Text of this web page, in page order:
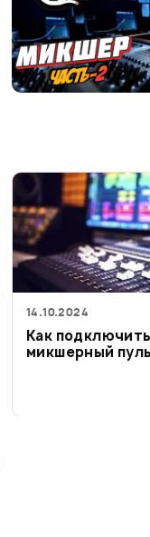
14.10.2024
Как
микшерный